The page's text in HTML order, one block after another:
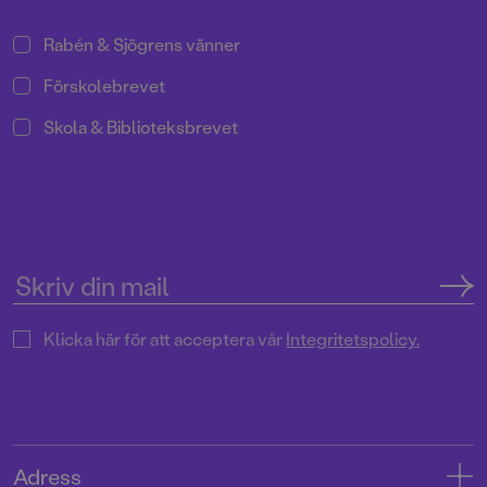
Rabén & Sjögrens vänner
Förskolebrevet
Skola & Biblioteksbrevet
Klicka här för att acceptera vårIntegritetspolicy.
Adress